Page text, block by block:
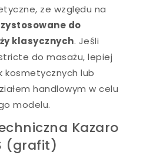
ze względu na
do
klasycznych. Jeśli
do masażu, lepiej
kosmetycznych lub
handlowym w celu
modelu.
Kazaro
(grafit)